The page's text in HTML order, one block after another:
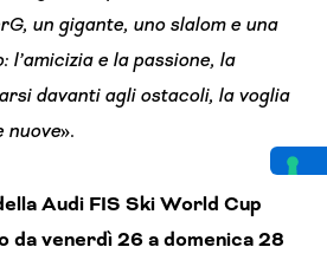
un gigante, uno slalom e una
e la passione, la
davanti agli ostacoli, la voglia
nuove».
Audi FIS Ski World Cup
da venerdì 26 a domenica 28